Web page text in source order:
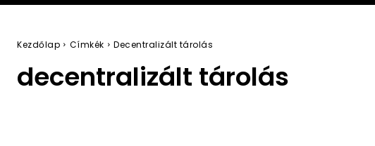
Kezdőlap Címkék Decentralizált tárolás
decentralizált tárolás